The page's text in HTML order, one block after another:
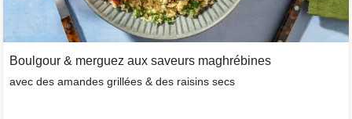
Boulgour & merguez aux saveurs maghrébines
avec des amandes grillées & des raisins secs